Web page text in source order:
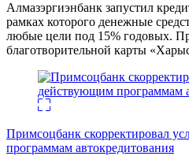
Алмазэргиэнбанк запустил
рамках которого денежные
любые цели под 15% годовых.
благотворительной карты
Примсоцбанк скорректировал
программам автокредитования